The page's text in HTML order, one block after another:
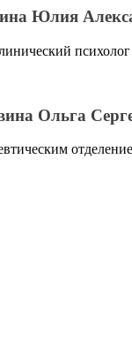
Юлия
психолог
Ольга